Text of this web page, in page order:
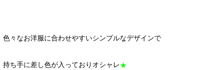
色々なお洋服に合わせやすいシンプルなデザインで
持ち手に差し色が入っておりオシャレ★